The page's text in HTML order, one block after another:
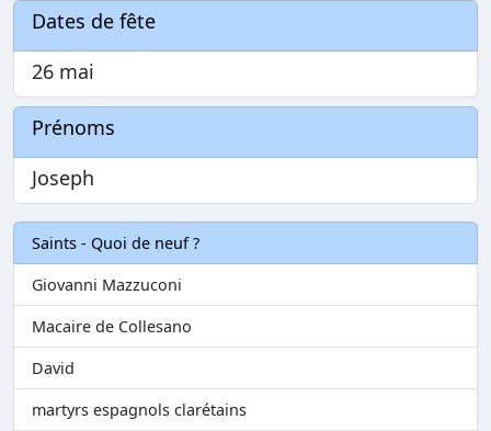
Dates de fête
26 mai
Prénoms
Joseph
Saints - Quoi de neuf ?
Giovanni Mazzuconi
Macaire de Collesano
David
martyrs espagnols clarétains